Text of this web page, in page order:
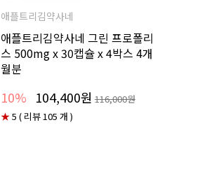
애플트리김약사네
애플트리김약사네 그린 프로폴리
스 500mg x 30캡슐 x 4박스 4개
월분
10% 104,400원 116,000원
★5 ( 리뷰 105 개 )